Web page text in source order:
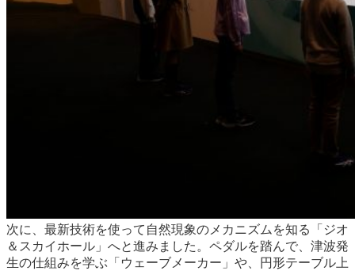
次に、最新技術を使って自然現象のメカニズムを知る「ジオ
＆スカイホール」へと進みました。ペダルを踏んで、津波発
生の仕組みを学ぶ「ウェーブメーカー」や、円形テーブル上